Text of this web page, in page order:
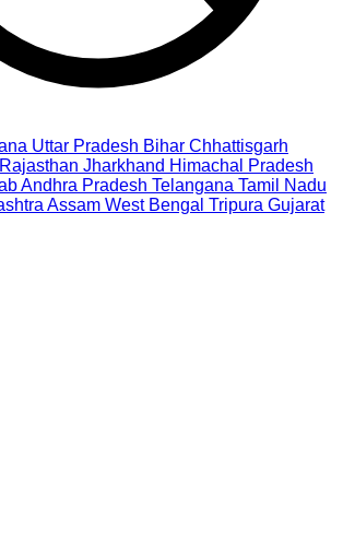
Uttar Pradesh Bihar Chhattisgarh
Rajasthan Jharkhand Himachal Pradesh
Andhra Pradesh Telangana Tamil Nadu
Assam West Bengal Tripura Gujarat